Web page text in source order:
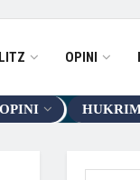
OPINI
OPINI